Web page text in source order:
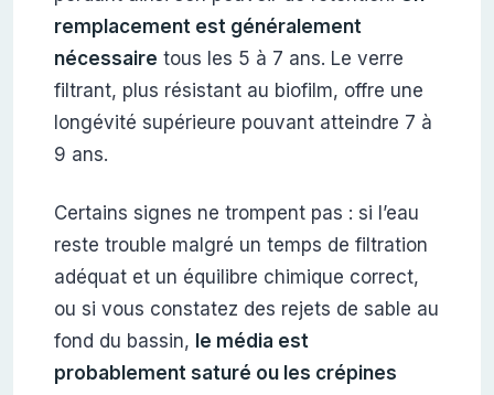
remplacement est généralement
nécessaire tous les 5 à 7 ans. Le verre
filtrant, plus résistant au biofilm, offre une
longévité supérieure pouvant atteindre 7 à
9 ans.
Certains signes ne trompent pas : si l’eau
reste trouble malgré un temps de filtration
adéquat et un équilibre chimique correct,
ou si vous constatez des rejets de sable au
fond du bassin, le média est
probablement saturé ou les crépines